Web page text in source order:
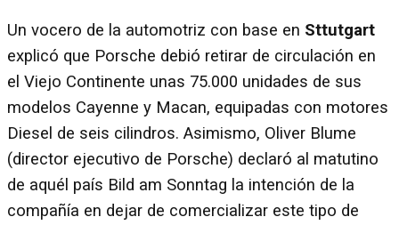
Un vocero de la automotriz con base en Sttutgart
explicó que Porsche debió retirar de circulación en
el Viejo Continente unas 75.000 unidades de sus
modelos Cayenne y Macan, equipadas con motores
Diesel de seis cilindros. Asimismo, Oliver Blume
(director ejecutivo de Porsche) declaró al matutino
de aquél país Bild am Sonntag la intención de la
compañía en dejar de comercializar este tipo de